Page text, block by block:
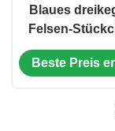
Blaues
Felsen-
1/4" FG515G
515 mit
Beste Preis